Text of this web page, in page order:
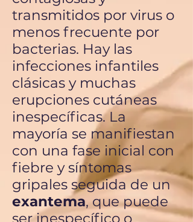
transmitidos por virus o
menos frecuente por
bacterias. Hay las
infecciones infantiles
clásicas y muchas
erupciones cutáneas
inespecíficas. La
mayoría se manifiestan
con una fase inicial con
fiebre y síntomas
gripales seguida de un
exantema, que puede
ser inespecífico o